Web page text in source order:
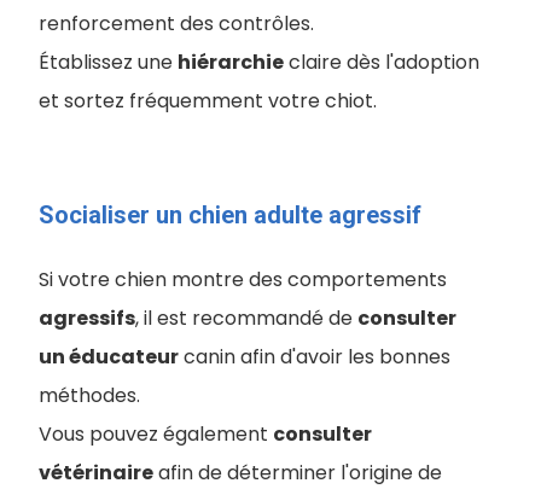
renforcement des contrôles.
Établissez une hiérarchieclaire dès l'adoption
et sortez fréquemment votre chiot.
Socialiser un chien adulte agressif
Si votre chien montre des comportements
agressifs, il est recommandé de consulter
un éducateurcanin afin d'avoir les bonnes
méthodes.
Vous pouvez également consulter
vétérinaireafin de déterminer l'origine de